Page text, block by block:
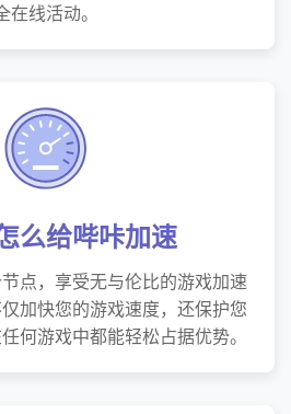
在线活动。
么给哔咔加速
点，享受无与伦比的游戏加速
加快您的游戏速度，还保护您
何游戏中都能轻松占据优势。